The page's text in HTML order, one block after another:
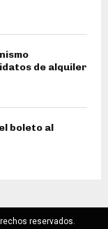
de alquiler
boleto al
reservados.